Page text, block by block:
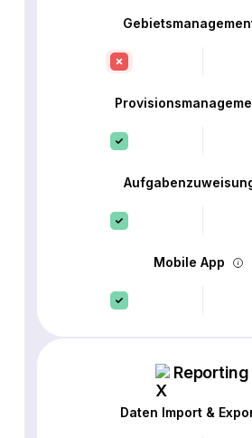
Mobile App
Reporting
Daten Import &